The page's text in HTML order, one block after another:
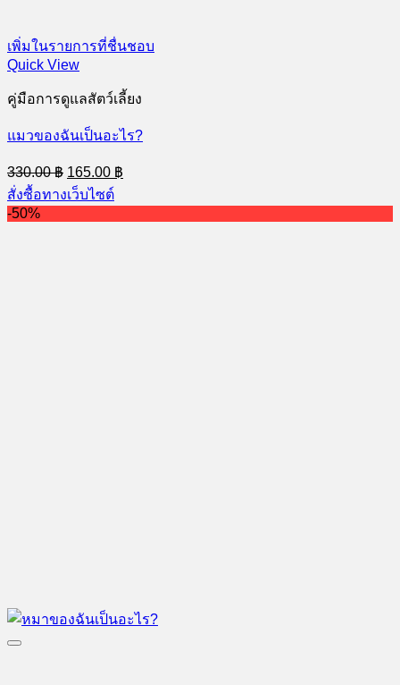
เพิ่มในรายการที่ชื่นชอบ
Quick View
คู่มือการดูแลสัตว์เลี้ยง
แมวของฉันเป็นอะไร?
330.00฿ Original
price
was:
330.00 ฿.
165.00 ฿
price
165.00 ฿.
สั่งซื้อทางเว็บไซต์
-50%